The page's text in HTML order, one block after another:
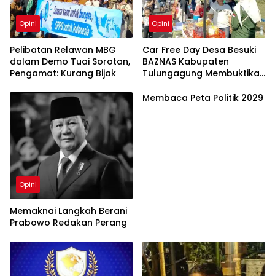
Opini
Pelibatan Relawan MBG
dalam Demo Tuai Sorotan,
Pengamat: Kurang Bijak
Opini
Car Free Day Desa Besuki
BAZNAS Kabupaten
Tulungagung Membuktikan
dari Desa
Opini
Memaknai Langkah Berani
Prabowo Redakan Perang
Membaca Peta Politik 2029